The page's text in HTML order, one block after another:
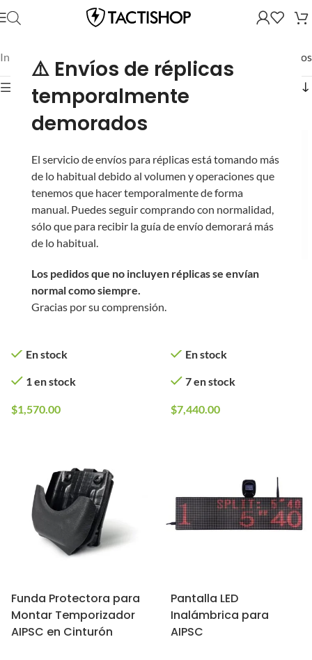
⚠️ Envíos de réplicas
temporalmente
demorados
El servicio de envíos para réplicas está tomando más
de lo habitual debido al volumen y operaciones que
tenemos que hacer temporalmente de forma
manual. Puedes seguir comprando con normalidad,
sólo que para recibir la guía de envío demorará más
de lo habitual.
Los pedidos que no incluyen réplicas se envían
normal como siempre.
Gracias por su comprensión.
Inicio AIPSC Mostrando los 4 resultados
Mostrar filtros
Objetivo
Temporizador
Bluetooth para
En stock
1 en stock
$1,570.00
Sistema de
En stock
7 en stock
$7,440.00
Funda Protectora para
Montar Temporizador
AIPSC en Cinturón
Pantalla LED
Inalámbrica para
AIPSC